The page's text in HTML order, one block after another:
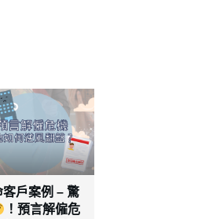
客戶案例 – 驚
！預言解僱危